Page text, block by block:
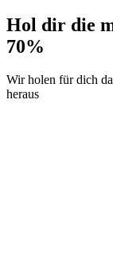
Hol dir die
70%
Wir holen für dich
heraus